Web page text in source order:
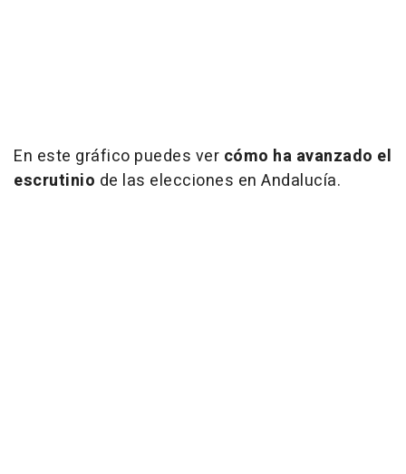
En este gráfico puedes ver cómo ha avanzado el
escrutinio de las elecciones en Andalucía.